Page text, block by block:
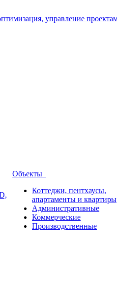
Объекты
Коттеджи, пентхаусы,
апартаменты и квартиры
Административные
Коммерческие
Производственные